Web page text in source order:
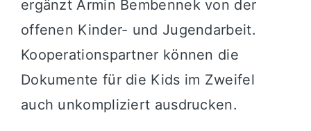
ergänzt Armin Bembennek von der
offenen Kinder- und Jugendarbeit.
Kooperationspartner können die
Dokumente für die Kids im Zweifel
auch unkompliziert ausdrucken.